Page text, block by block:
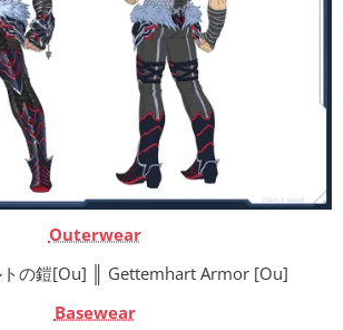
Outerwear
トの鎧[Ou] ║ Gettemhart Armor [Ou]
Basewear